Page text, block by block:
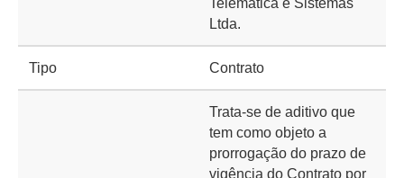
Telemática e Sistemas
Ltda.
Tipo Contrato
Trata-se de aditivo que
tem como objeto a
prorrogação do prazo de
vigência do Contrato por